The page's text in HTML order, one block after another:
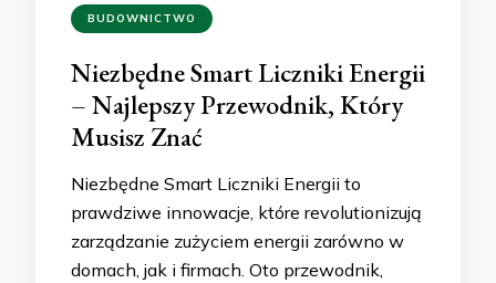
BUDOWNICTWO
Niezbędne Smart Liczniki Energii
– Najlepszy Przewodnik, Który
Musisz Znać
Niezbędne Smart Liczniki Energii to
prawdziwe innowacje, które revolutionizują
zarządzanie zużyciem energii zarówno w
domach, jak i firmach. Oto przewodnik,